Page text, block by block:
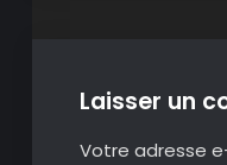
Laisser un
Votre adresse